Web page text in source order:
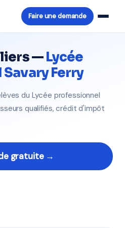
Faire une demande
—Lycée
Ferry
du Lycée professionnel
qualifiés, crédit d'impôt
gratuite →